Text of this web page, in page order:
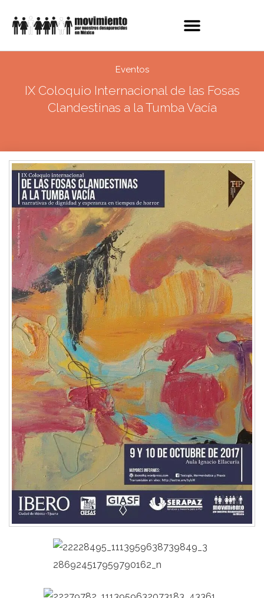
Eventos
IX Coloquio Internacional de las Fosas
Clandestinas a la Tumba Vacía